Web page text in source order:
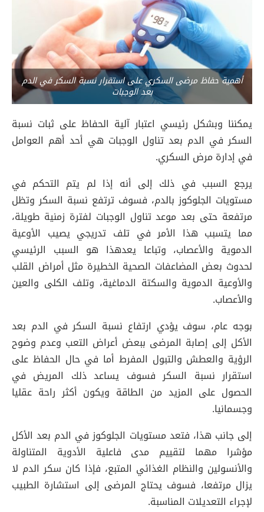
أهمية حفاظ مرضى السكري على استقرار نسبة السكر في الدم
بعد الوجبات
يمكننا وبشكل رئيسي اعتبار آلية الحفاظ على ثبات نسبة
السكر في الدم بعد تناول الوجبات هي أحد أهم العوامل
في إدارة مرض السكري.
يرجع السبب في ذلك إلى أنه إذا لم يتم التحكم في
مستويات الجلوكوز بالدم، فسوف ترتفع نسبة السكر وتظل
مرتفعة حتى بعد موعد تناول الوجبات لفترة زمنية طويلة،
مما يتسبب هذا الأمر في تلف تدريجي يصيب الأوعية
الدموية والأعصاب، وتباعا يعدهذا هو السبب الرئيسي
لحدوث بعض المضاعفات الصحية الخطيرة مثل أمراض القلب
والأوعية الدموية والسكتة الدماغية، وتلف الكلى والعين
والأعصاب.
بوجه عام، سوف يؤدي ارتفاع نسبة السكر في الدم بعد
الأكل إلى إصابة المرضى ببعض أعراض التعب وعدم وضوح
الرؤية والعطش والتبول المفرط أما في حال الحفاظ على
استقرار نسبة السكر فسوف يساعد ذلك المريض في
الحصول على المزيد من الطاقة ويكون أكثر راحة عقليا
وجسمانيا.
إلى جانب هذا، فتعد مستويات الجلوكوز في الدم بعد الأكل
مؤشرا مهما لتقييم مدى فاعلية الأدوية المتناولة
والأنسولين والنظام الغذائي المتبع، فإذا كان سكر الدم لا
يزال مرتفعا، فسوف يحتاج المرضى إلى استشارة الطبيب
لإجراء التعديلات المناسبة.